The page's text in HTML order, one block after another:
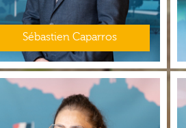
Sébastien Caparros